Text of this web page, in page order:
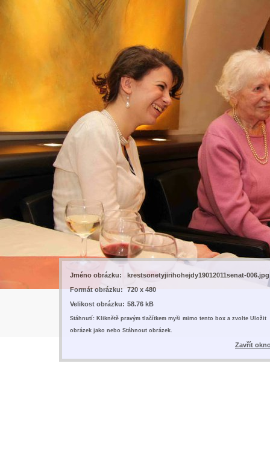
Jméno obrázku:
krestsonetyjirihohejdy19012011senat-006.jpg
Formát obrázku:
720 x 480
Velikost obrázku: 58.76 kB
Stáhnutí: Kliknětě pravým tlačítkem myši mimo tento box a zvolte Uložit
obrázek jako nebo Stáhnout obrázek.
Zavřít